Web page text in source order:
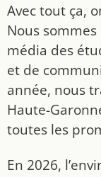
Avec tout ça,
Nous
média des
et de
année, nous
Haute-
toutes les
En 2026,